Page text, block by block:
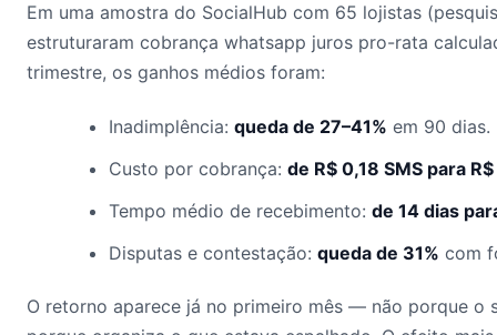
Em uma amostra do SocialHub com 65 lojistas
estruturaram cobrança whatsapp juros pro-rata
trimestre, os ganhos médios foram:
Inadimplência: queda de 27–41% em 90 dias.
Custo por cobrança: de R$ 0,18 SMS para
Tempo médio de recebimento: de 14 dias
Disputas e contestação: queda de 31% com
O retorno aparece já no primeiro mês — não porque o